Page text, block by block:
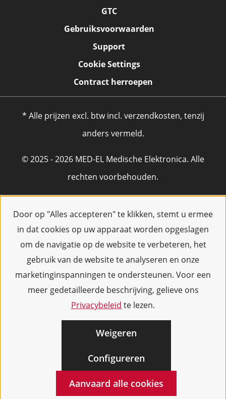
Door op "Alles accepteren" te klikken, stemt u ermee
in dat cookies op uw apparaat worden opgeslagen
om de navigatie op de website te verbeteren, het
gebruik van de website te analyseren en onze
marketinginspanningen te ondersteunen. Voor een
meer gedetailleerde beschrijving, gelieve ons
Privacybeleid te lezen.
Weigeren
Configureren
Aanvaard alle cookies
GTC
Gebruiksvoorwaarden
Support
Cookie Settings
Contract herroepen
* Alle prijzen excl. btw incl. verzendkosten, tenzij
anders vermeld.
© 2025 - 2026 MED-EL Medische Elektronica. Alle
rechten voorbehouden.